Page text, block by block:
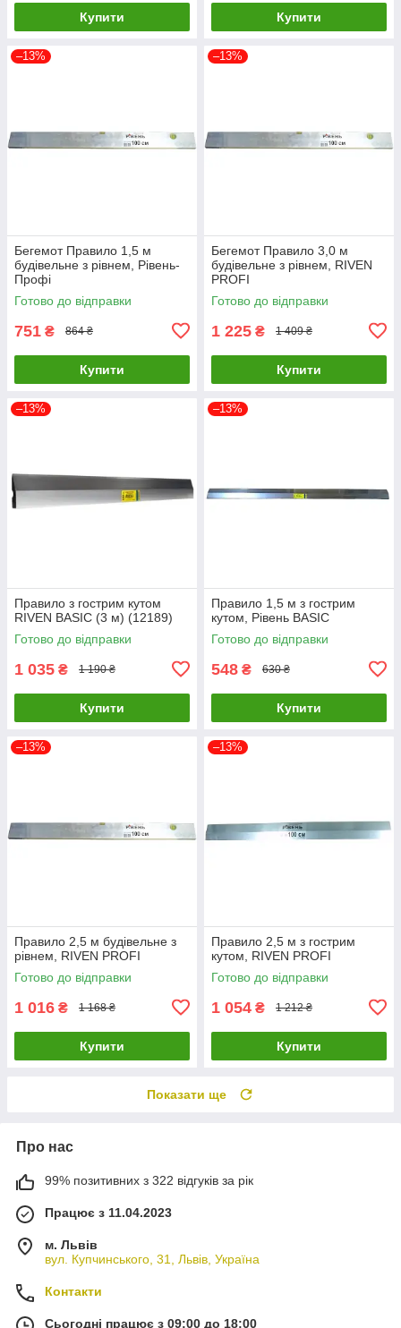
Купити Купити
–13%
Бегемот Правило 1,5 м
будівельне з рівнем, Рівень-
Профі
Готово до відправки
751 ₴ 864 ₴
Купити
–13%
Бегемот Правило 3,0 м
будівельне з рівнем, RIVEN
PROFI
Готово до відправки
1 225 ₴ 1 409 ₴
Купити
–13%
Правило з гострим кутом
RIVEN BASIC (3 м) (12189)
Готово до відправки
1 035 ₴ 1 190 ₴
Купити
–13%
Правило 1,5 м з гострим
кутом, Рівень BASIC
Готово до відправки
548 ₴ 630 ₴
Купити
–13%
Правило 2,5 м будівельне з
рівнем, RIVEN PROFI
Готово до відправки
1 016 ₴ 1 168 ₴
Купити
–13%
Правило 2,5 м з гострим
кутом, RIVEN PROFI
Готово до відправки
1 054 ₴ 1 212 ₴
Купити
Показати ще
Про нас
99% позитивних з 322 відгуків за рік
Працює з 11.04.2023
м. Львів
вул. Купчинського, 31, Львів, Україна
Контакти
Сьогодні працює з 09:00 до 18:00